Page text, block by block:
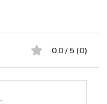
0.0 / 5 (0)